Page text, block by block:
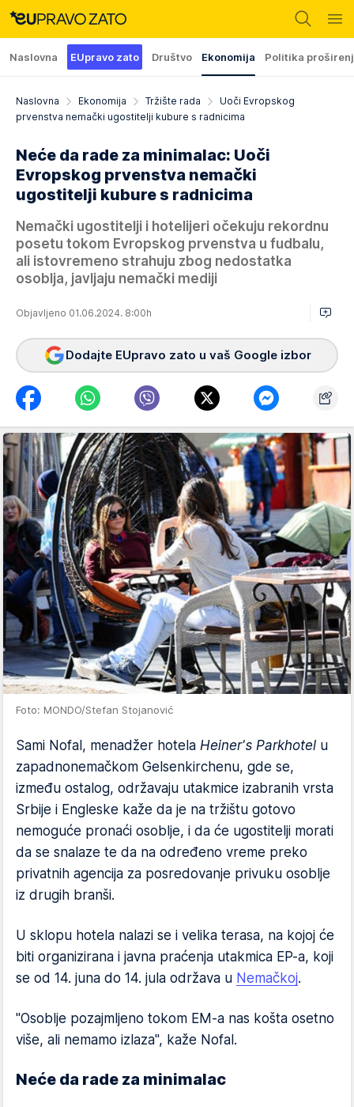
Naslovna EUpravo zato Društvo Ekonomija Politika
Naslovna Ekonomija Tržište rada
Uoči Evropskog
prvenstva nemački ugostitelji kubure s radnicima
Neće da rade za minimalac: Uoči
Evropskog prvenstva nemački
ugostitelji kubure s radnicima
Nemački ugostitelji i hotelijeri očekuju rekordnu
posetu tokom Evropskog prvenstva u fudbalu,
ali istovremeno strahuju zbog nedostatka
osoblja, javljaju nemački mediji
Objavljeno 01.06.2024. 8:00h
Dodajte EUpravo zato u vaš Google izbor
Foto: MONDO/Stefan Stojanović
Sami Nofal, menadžer hotela Heiner's Parkhotel u
zapadnonemačkom Gelsenkirchenu, gde se,
između ostalog, održavaju utakmice izabranih vrsta
Srbije i Engleske kaže da je na tržištu gotovo
nemoguće pronaći osoblje, i da će ugostitelji morati
da se snalaze te da na određeno vreme preko
privatnih agencija za posredovanje privuku osoblje
iz drugih branši.
U sklopu hotela nalazi se i velika terasa, na kojoj će
biti organizirana i javna praćenja utakmica EP-a, koji
se od 14. juna do 14. jula održava u Nemačkoj.
"Osoblje pozajmljeno tokom EM-a nas košta osetno
više, ali nemamo izlaza", kaže Nofal.
Neće da rade za minimalac